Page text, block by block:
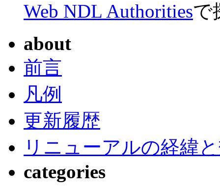
Web NDL Authoritiesで
about
前言
凡例
更新履歴
リニューアルの経緯
categories